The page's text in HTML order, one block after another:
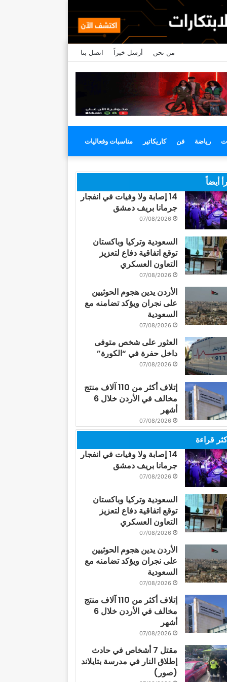
من نحن أرسل خبراً اتصل بنا
رياضة فن كاريكاتير مناسبات وفعاليات
أيضاً
14 إصابة ولا وفيات في انفجار
جرمانا بريف دمشق
07/08/2026
السعودية وتركيا وباكستان
توقع اتفاقية دفاع لتعزيز
التعاون العسكري
07/08/2026
الأردن يدين هجوم الحوثيين
على نجران ويؤكد تضامنه مع
السعودية
07/08/2026
العثور على شخص متوفى
داخل حفرة في “الكورة”
07/08/2026
إتلاف أكثر من 110 آلاف منتج
مخالف في الأردن خلال 6
أشهر
07/08/2026
قراءة
14 إصابة ولا وفيات في انفجار
جرمانا بريف دمشق
07/08/2026
السعودية وتركيا وباكستان
توقع اتفاقية دفاع لتعزيز
التعاون العسكري
07/08/2026
الأردن يدين هجوم الحوثيين
على نجران ويؤكد تضامنه مع
السعودية
07/08/2026
إتلاف أكثر من 110 آلاف منتج
مخالف في الأردن خلال 6
أشهر
07/08/2026
مقتل 7 أشخاص في حادث
إطلاق النار في مدرسة بتايلاند
(صور)